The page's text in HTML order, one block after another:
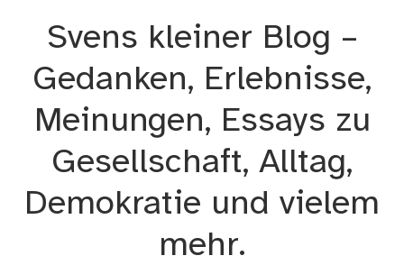
Svens kleiner Blog –
Gedanken, Erlebnisse,
Meinungen, Essays zu
Gesellschaft, Alltag,
Demokratie und vielem
mehr.